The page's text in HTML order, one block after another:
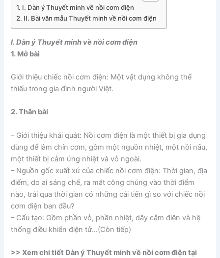
I. Dàn ý Thuyết minh về nồi cơm điện
II. Bài văn mẫu Thuyết minh về nồi cơm điện
I. Dàn ý Thuyết minh về nồi cơm điện
1. Mở bài
Giới thiệu chiếc nồi cơm điện: Một vật dụng không thể
thiếu trong gia đình người Việt.
2. Thân bài
– Giới thiệu khái quát: Nồi cơm điện là một thiết bị gia dụng
dùng để làm chín cơm, gồm một nguồn nhiệt, một nồi nấu,
một thiết bị cảm ứng nhiệt và vỏ ngoài.
– Nguồn gốc xuất xứ của chiếc nồi cơm điện: Thời gian, địa
điểm, do ai sáng chế, ra mắt công chúng vào thời điểm
nào, trải qua thời gian có những cải tiến gì so với chiếc nồi
cơm điện ban đầu?
– Cấu tạo: Gồm phần vỏ, phần nhiệt, dây cắm điện và hệ
thống điều khiển điện tử…(Còn tiếp)
>> Xem chi tiết Dàn ý Thuyết minh về nồi cơm điện tại